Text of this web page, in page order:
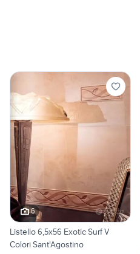
6
Listello 6,5x56 Exotic Surf V
Colori Sant'Agostino